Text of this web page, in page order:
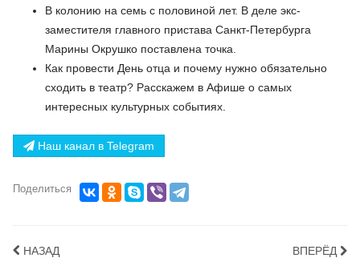
В колонию на семь с половиной лет. В деле экс-
заместителя главного пристава Санкт-Петербурга
Марины Окрушко поставлена точка.
Как провести День отца и почему нужно обязательно
сходить в театр? Расскажем в Афише о самых
интересных культурных событиях.
Наш канал в Telegram
Поделиться
НАЗАД ВПЕРЁД